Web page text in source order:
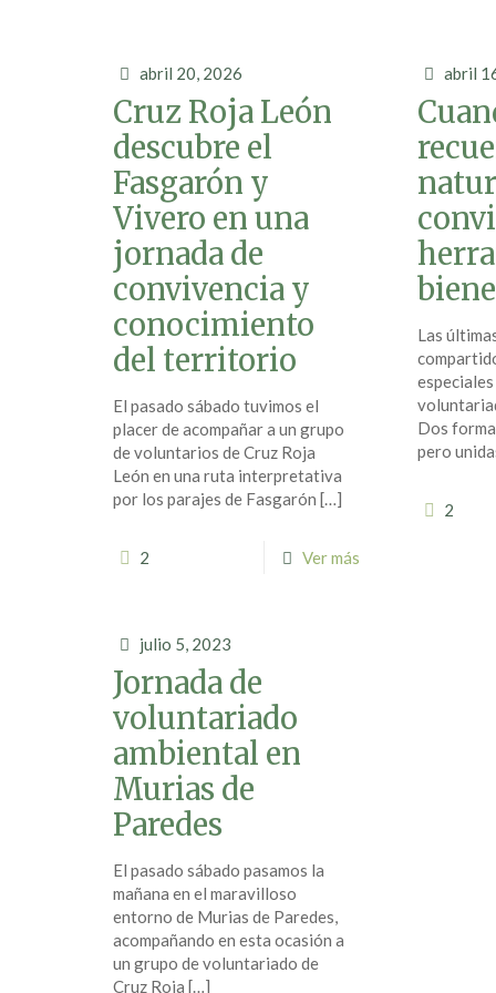
abril 20, 2026
Cruz Roja León
descubre el
Fasgarón y
Vivero en una
jornada de
convivencia y
conocimiento
del territorio
El pasado sábado tuvimos el
placer de acompañar a un grupo
de voluntarios de Cruz Roja
León en una ruta interpretativa
por los parajes de Fasgarón […]
2 Ver más
abril
Las
Dos
pero
2
julio 5, 2023
Jornada de
voluntariado
ambiental en
Murias de
Paredes
El pasado sábado pasamos la
mañana en el maravilloso
entorno de Murias de Paredes,
acompañando en esta ocasión a
un grupo de voluntariado de
Cruz Roja […]